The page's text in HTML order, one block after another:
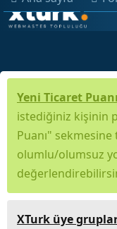
Yeni Ticaret
istediğiniz kişinin
Puanı" sekmesine
olumlu/olumsuz
XTurk üye